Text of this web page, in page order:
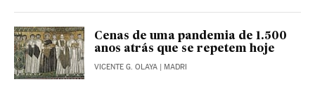
Cenas de uma pandemia de 1.500
anos atrás que se repetem hoje
VICENTE G. OLAYA | MADRI